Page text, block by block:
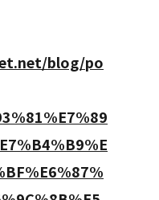
blog/po